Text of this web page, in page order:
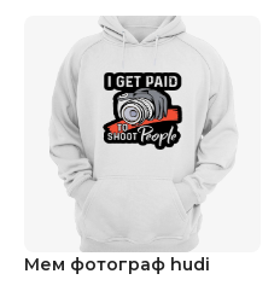
Мем фотограф hudi